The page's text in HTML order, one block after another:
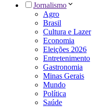
Jornalismo
Agro
Brasil
Cultura e Lazer
Economia
Eleições 2026
Entretenimento
Gastronomia
Minas Gerais
Mundo
Política
Saúde